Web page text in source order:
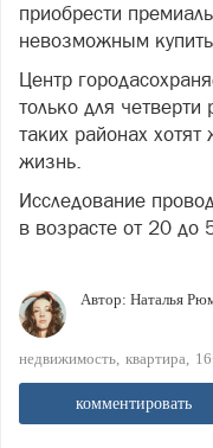
приобрести
невозможным
Центр города
только для
таких районах
жизнь.
Исследование
в возрасте от 20 до
Автор: Наталья
недвижимость квартира
комментировать